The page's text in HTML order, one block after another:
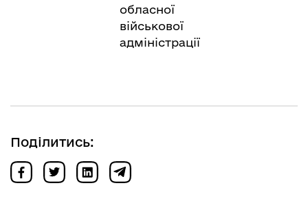
обласної
військової
адміністрації
Поділитись: